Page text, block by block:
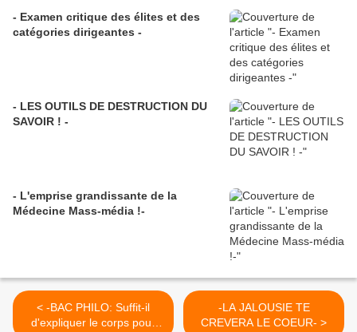
- Examen critique des élites et des
catégories dirigeantes -
- LES OUTILS DE DESTRUCTION DU
SAVOIR ! -
- L'emprise grandissante de la
Médecine Mass-média !-
< -BAC PHILO: Suffit-il
d'expliquer le corps pour
-LA JALOUSIE TE
CREVERA LE COEUR- >